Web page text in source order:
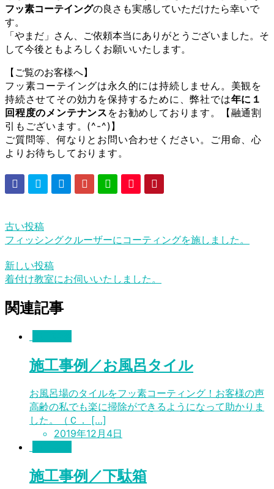
フッ素コーテイングの良さも実感していただけたら幸いで
す。
「やまだ」さん、ご依頼本当にありがとうございました。そ
して今後ともよろしくお願いいたします。
【ご覧のお客様へ】
フッ素コーテイングは永久的には持続しません。美観を
持続させてその効力を保持するために、弊社では年に１
回程度のメンテナンス をお勧めしております。【融通割
引もございます。(^-^)】
ご質問等、何なりとお問い合わせください。ご用命、心
よりお待ちしております。
古い投稿
フィッシングクルーザーにコーティングを施しました。
新しい投稿
着付け教室にお伺いいたしました。
関連記事
施工事例／お風呂タイル
お風呂場のタイルをフッ素コーティング！お客様の声
高齢の私でも楽に掃除ができるようになって助かりま
した。（Ｃ． […]
2019年12月4日
施工事例／下駄箱